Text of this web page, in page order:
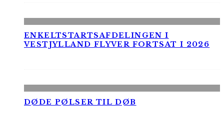
ENKELTSTARTSAFDELINGEN I
VESTJYLLAND FLYVER FORTSAT I 2026
DØDE PØLSER TIL DØB